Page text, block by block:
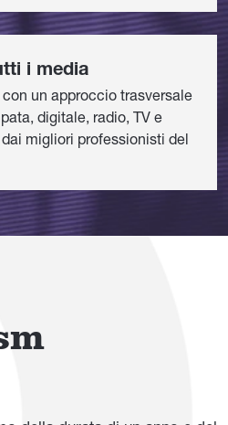
i media
un approccio trasversale
digitale, radio, TV e
migliori professionisti del